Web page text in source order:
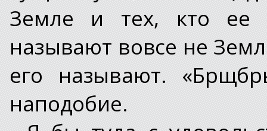
Земле и тех, кто
называют вовсе не
его называют.
наподобие.